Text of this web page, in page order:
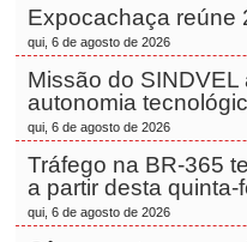
Expocachaça reúne
qui, 6 de agosto de 2026
Missão do
autonomia
qui, 6 de agosto de 2026
Tráfego na BR-365
a partir desta quinta-
qui, 6 de agosto de 2026